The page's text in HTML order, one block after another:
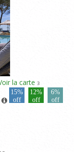
la carte 3
15%
off
12%
off
6%
off